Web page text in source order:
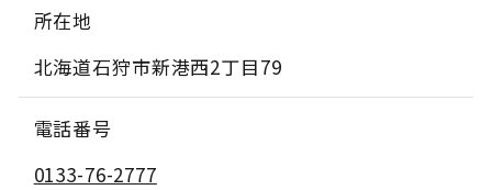
所在地
北海道石狩市新港西2丁目79
電話番号
0133-76-2777